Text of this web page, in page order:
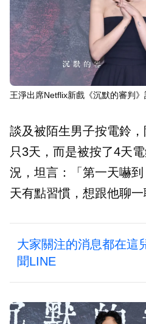
王淨出席Netflix新戲《沉默的審判》
談及被陌生男子按電鈴
只3天，而是被按了4天
況，坦言：「第一天嚇
天有點習慣，想跟他聊一
大家關注的消息都在這
聞LINE